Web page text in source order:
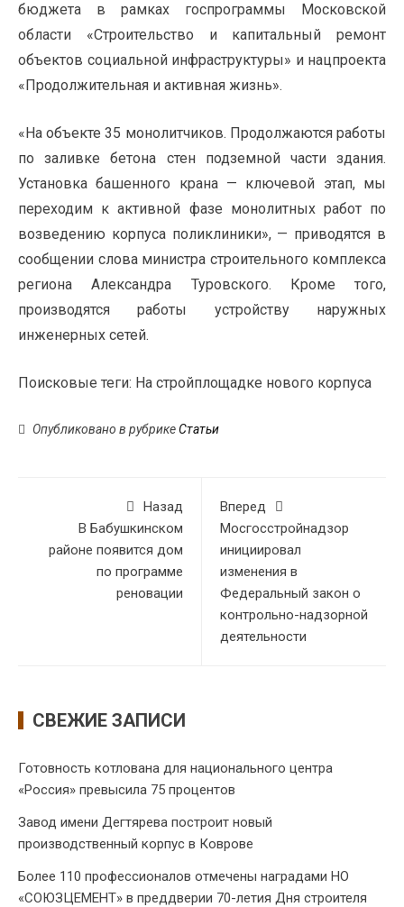
бюджета в рамках госпрограммы Московской
области «Строительство и капитальный ремонт
объектов социальной инфраструктуры» и нацпроекта
«Продолжительная и активная жизнь».
«На объекте 35 монолитчиков. Продолжаются работы
по заливке бетона стен подземной части здания.
Установка башенного крана — ключевой этап, мы
переходим к активной фазе монолитных работ по
возведению корпуса поликлиники», — приводятся в
сообщении слова министра строительного комплекса
региона Александра Туровского. Кроме того,
производятся работы устройству наружных
инженерных сетей.
Поисковые теги: На стройплощадке нового корпуса
Опубликовано в рубрикеСтатьи
Назад
В Бабушкинском
районе появится дом
по программе
реновации
Вперед
Мосгосстройнадзор
инициировал
изменения в
Федеральный закон о
контрольно-надзорной
деятельности
СВЕЖИЕ ЗАПИСИ
Готовность котлована для национального центра
«Россия» превысила 75 процентов
Завод имени Дегтярева построит новый
производственный корпус в Коврове
Более 110 профессионалов отмечены наградами НО
«СОЮЗЦЕМЕНТ» в преддверии 70-летия Дня строителя